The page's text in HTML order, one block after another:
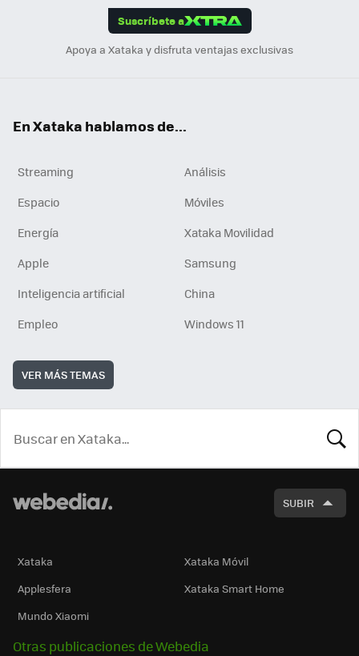
Suscríbete a
Apoya a Xataka y disfruta ventajas exclusivas
En Xataka hablamos de...
Streaming
Análisis
Espacio
Móviles
Energía
Xataka Movilidad
Apple
Samsung
Inteligencia artificial
China
Empleo
Windows 11
VER MÁS TEMAS
SUBIR
Xataka
Xataka Móvil
Applesfera
Xataka Smart Home
Mundo Xiaomi
Otras publicaciones de Webedia